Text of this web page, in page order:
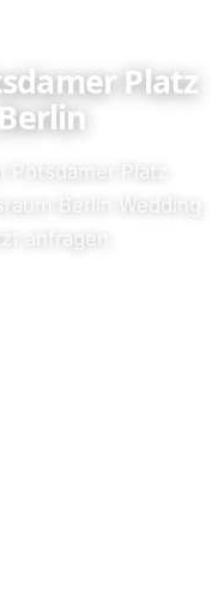
Platz
Platz
Berlin Wedding
anfragen.